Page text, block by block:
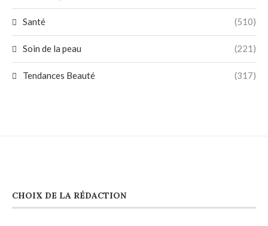
Santé (510)
Soin de la peau (221)
Tendances Beauté (317)
CHOIX DE LA RÉDACTION